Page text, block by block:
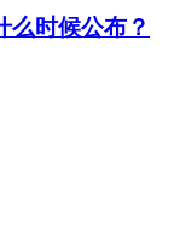
么时候公布？